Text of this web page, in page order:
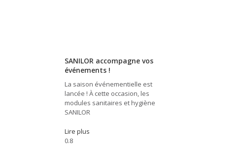
SANILOR accompagne vos
événements !
La saison événementielle est
lancée ! À cette occasion, les
modules sanitaires et hygiène
SANILOR
Lire plus